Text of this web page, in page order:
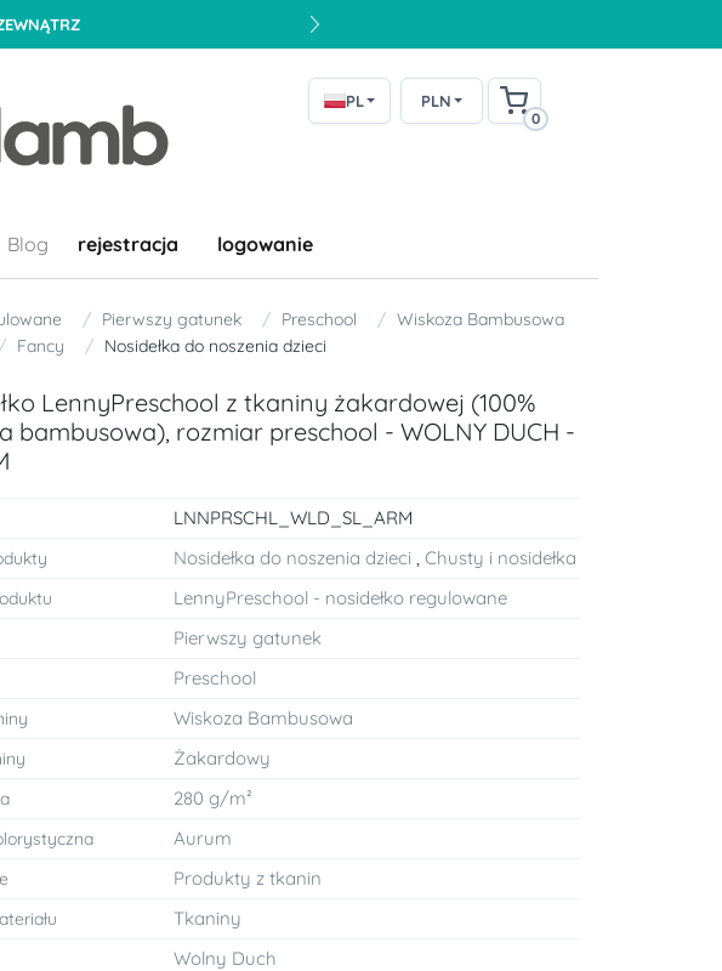
PL PLN
0
Blog rejestracja logowanie
Pierwszy gatunek Preschool
Wiskoza Bambusowa
Fancy Nosidełka do noszenia dzieci
LennyPreschool z tkaniny żakardowej (100%
bambusowa), rozmiar preschool - WOLNY DUCH -
LNNPRSCHL_WLD_SL_ARM
Nosidełka do noszenia dzieci ,Chusty i nosidełka
LennyPreschool - nosidełko regulowane
Pierwszy gatunek
Preschool
Wiskoza Bambusowa
Żakardowy
280 g/m²
Aurum
Produkty z tkanin
Tkaniny
Wolny Duch